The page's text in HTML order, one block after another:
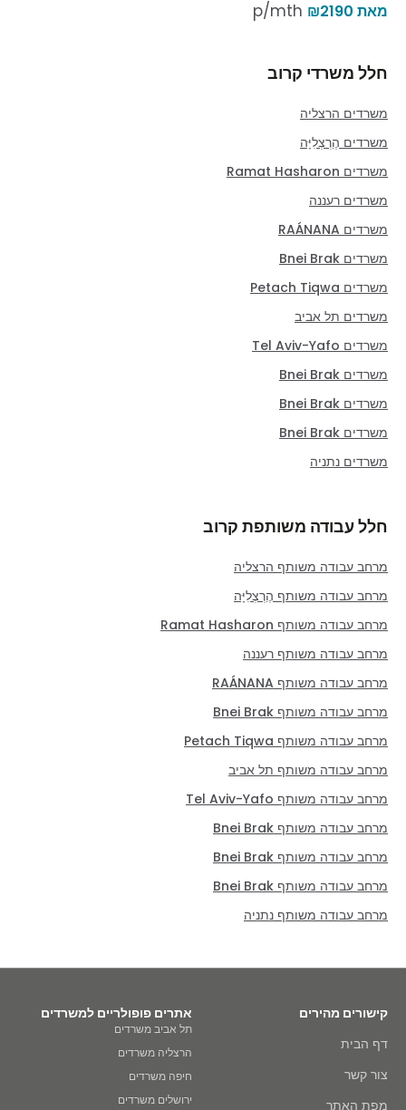
מאת ₪2190
חלל משרדי קרוב
משרדים הרצליה
משרדים הֶרְצְלִיָּה
משרדים Ramat Hasharon
משרדים רעננה
משרדים RAÁNANA
משרדים Bnei Brak
משרדים Petach Tiqwa
משרדים תל אביב
משרדים Tel Aviv-Yafo
משרדים Bnei Brak
משרדים Bnei Brak
משרדים Bnei Brak
משרדים נתניה
חלל עבודה משותפת קרוב
מרחב עבודה משותף הרצליה
מרחב עבודה משותף הֶרְצְלִיָּה
מרחב עבודה משותף Ramat Hasharon
מרחב עבודה משותף רעננה
מרחב עבודה משותף RAÁNANA
מרחב עבודה משותף Bnei Brak
מרחב עבודה משותף Petach Tiqwa
מרחב עבודה משותף תל אביב
מרחב עבודה משותף Tel Aviv-Yafo
מרחב עבודה משותף Bnei Brak
מרחב עבודה משותף Bnei Brak
מרחב עבודה משותף Bnei Brak
מרחב עבודה משותף נתניה
קישורים מהירים
דף הבית
צור קשר
מפת האתר
אתרים פופולריים למשרדים
תל אביב משרדים
הרצליה משרדים
חיפה משרדים
ירושלים משרדים